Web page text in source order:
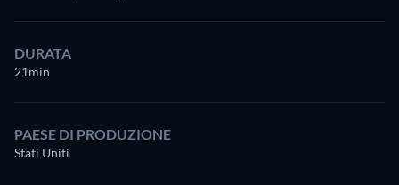
DURATA
21min
PAESE DI PRODUZIONE
Stati Uniti